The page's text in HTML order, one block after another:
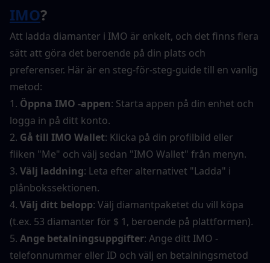
IMO?
Att ladda diamanter i IMO är enkelt, och det finns flera
sätt att göra det beroende på din plats och
preferenser. Här är en steg-för-steg-guide till en vanlig
metod:
1. Öppna IMO -appen: Starta appen på din enhet och
logga in på ditt konto.
2. Gå till IMO Wallet: Klicka på din profilbild eller
fliken "Me" och välj sedan "IMO Wallet" från menyn.
3. Välj laddning: Leta efter alternativet "Ladda" i
plånbokssektionen.
4. Välj ditt belopp: Välj diamantpaketet du vill köpa
(t.ex. 53 diamanter för $ 1, beroende på plattformen).
5. Ange betalningsuppgifter: Ange ditt IMO -
telefonnummer eller ID och välj en betalningsmetod